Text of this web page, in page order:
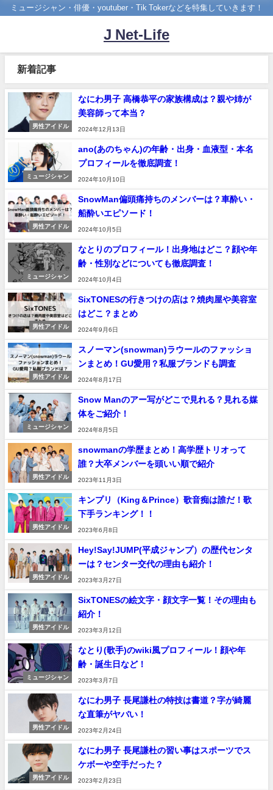
ミュージシャン・俳優・youtuber・Tik Tokerなどを特集していきます！
J Net-Life
新着記事
男性アイドル
なにわ男子 高橋恭平の家族構成は？親や姉が
美容師って本当？
2024年12月13日
ミュージシャン
ano(あのちゃん)の年齢・出身・血液型・本名
プロフィールを徹底調査！
2024年10月10日
男性アイドル
SnowMan偏頭痛持ちのメンバーは？車酔い・
船酔いエピソード！
2024年10月5日
ミュージシャン
なとりのプロフィール！出身地はどこ？顔や年
齢・性別などについても徹底調査！
2024年10月4日
男性アイドル
SixTONESの行きつけの店は？焼肉屋や美容室
はどこ？まとめ
2024年9月6日
男性アイドル
スノーマン(snowman)ラウールのファッショ
ンまとめ！GU愛用？私服ブランドも調査
2024年8月17日
ミュージシャン
Snow Manのアー写がどこで見れる？見れる媒
体をご紹介！
2024年8月5日
男性アイドル
snowmanの学歴まとめ！高学歴トリオって
誰？大卒メンバーを頭いい順で紹介
2023年11月3日
男性アイドル
キンプリ（King＆Prince）歌音痴は誰だ！歌
下手ランキング！！
2023年6月8日
男性アイドル
Hey!Say!JUMP(平成ジャンプ）の歴代センタ
ーは？センター交代の理由も紹介！
2023年3月27日
男性アイドル
SixTONESの絵文字・顔文字一覧！その理由も
紹介！
2023年3月12日
ミュージシャン
なとり(歌手)のwiki風プロフィール！顔や年
齢・誕生日など！
2023年3月7日
男性アイドル
なにわ男子 長尾謙杜の特技は書道？字が綺麗
な直筆がヤバい！
2023年2月24日
男性アイドル
なにわ男子 長尾謙杜の習い事はスポーツでス
ケボーや空手だった？
2023年2月23日